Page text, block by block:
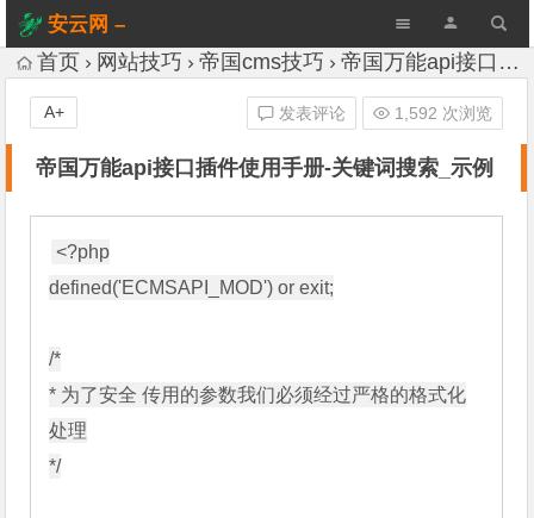
安云网 –
AnYun.ORG
首页 网站技巧 帝国cms技巧 帝国万能api接口插件使用手册-关键词搜索_示例
帝国万能api接口插件使用手册-关键词搜索_示例
发表评论 1,592 次浏览
A+
<?php
defined('ECMSAPI_MOD') or exit;
/*
* 为了安全 传用的参数我们必须经过严格的格式化
处理
*/